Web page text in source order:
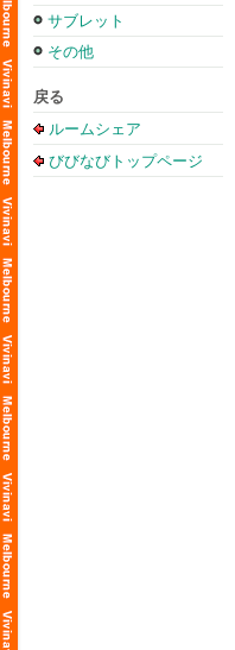
サブレット
その他
戻る
ルームシェア
びびなびトップページ